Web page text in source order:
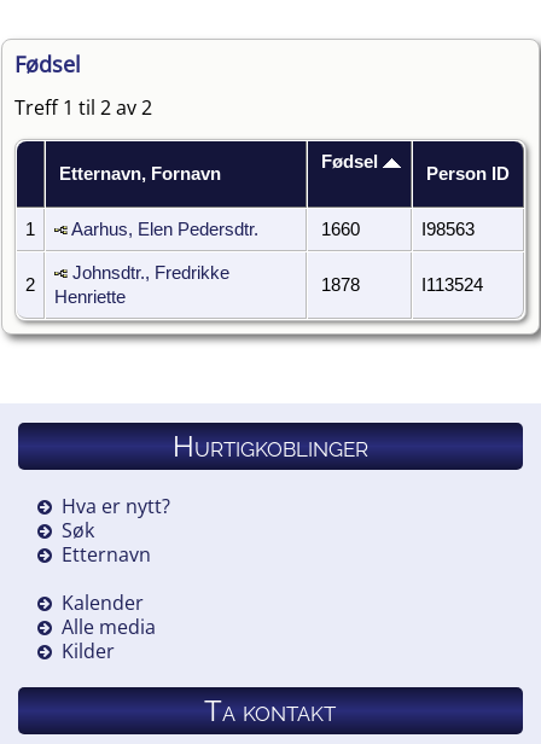
Fødsel
Treff 1 til 2 av 2
Etternavn, Fornavn
Fødsel
Person ID
1 Aarhus, Elen Pedersdtr. 1660 I98563
2
Johnsdtr., Fredrikke
Henriette
1878 I113524
Hurtigkoblinger
Hva er nytt?
Søk
Etternavn
Kalender
Alle media
Kilder
Ta kontakt